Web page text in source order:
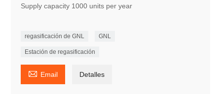
Supply capacity 1000 units per year
regasificación de GNL GNL
Estación de regasificación
 Email Detalles